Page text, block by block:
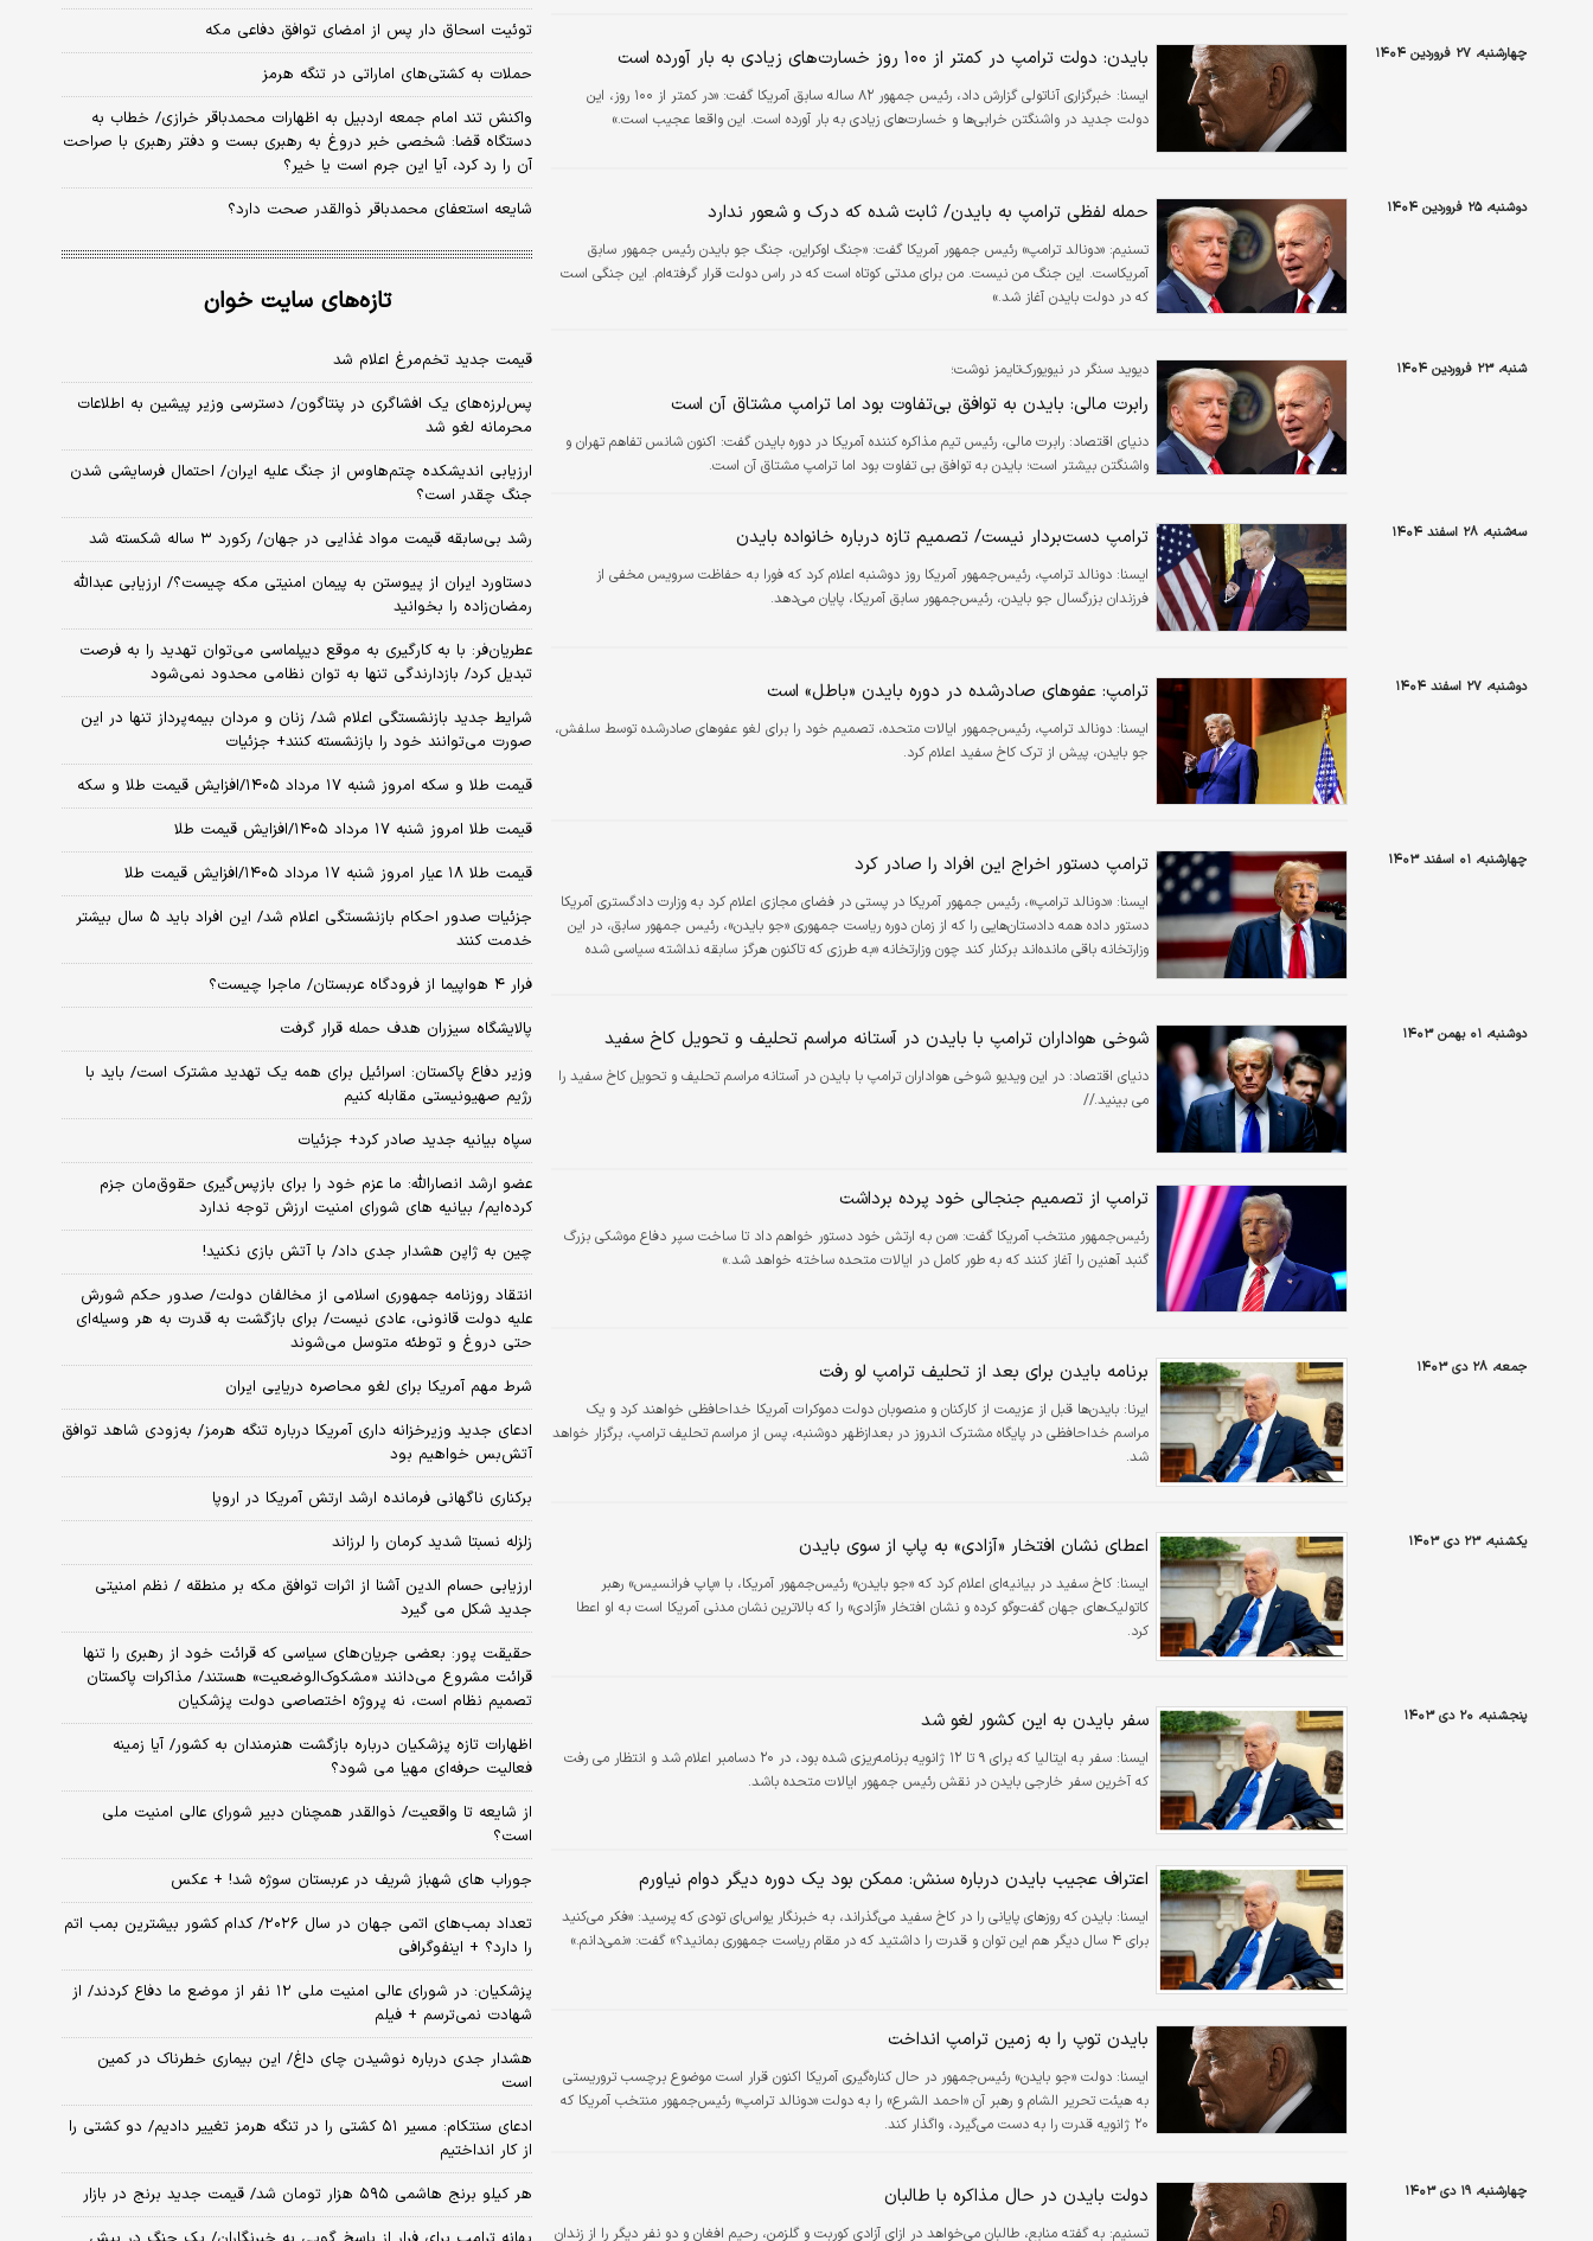
چهارشنبه، ۲۷ فروردین ۱۴۰۴ بایدن: دولت ترامپ در کمتر از ۱۰۰ روز خسارت‌های زیادی به بار آورده است
ایسنا:
خبرگزاری آناتولی گزارش داد، رئیس جمهور ۸۲ ساله سابق آمریکا گفت: «در کمتر از ۱۰۰ روز، این
دولت جدید در واشنگتن خرابی‌ها و خسارت‌های زیادی به بار آورده است. این واقعا عجیب است.»
دوشنبه، ۲۵ فروردین ۱۴۰۴ حمله لفظی ترامپ به بایدن/ ثابت شده که درک و شعور ندارد
تسنیم: «دونالد ترامپ» رئیس جمهور آمریکا گفت: «جنگ اوکراین، جنگ جو بایدن رئیس جمهور سابق
آمریکاست. این جنگ من نیست. من برای مدتی کوتاه است که در راس دولت قرار گرفته‌ام. این جنگی است
که در دولت بایدن آغاز شد.»
شنبه، ۲۳ فروردین ۱۴۰۴ دیوید سنگر در نیویورک‌تایمز نوشت؛
رابرت مالی: بایدن به توافق بی‌تفاوت بود اما ترامپ مشتاق آن است
دنیای اقتصاد: رابرت مالی، رئیس تیم مذاکره کننده آمریکا در دوره بایدن گفت: اکنون شانس تفاهم تهران و
واشنگتن بیشتر است؛ بایدن به توافق بی تفاوت بود اما ترامپ مشتاق آن است.
سه‌شنبه، ۲۸ اسفند ۱۴۰۴ ترامپ دست‌بردار نیست/ تصمیم تازه درباره خانواده بایدن
ایسنا: دونالد ترامپ، رئیس‌جمهور آمریکا روز دوشنبه اعلام کرد که فورا به حفاظت سرویس مخفی از
فرزندان بزرگسال جو بایدن، رئیس‌جمهور سابق آمریکا، پایان می‌دهد.
دوشنبه، ۲۷ اسفند ۱۴۰۴ ترامپ: عفوهای صادرشده در دوره بایدن «باطل» است
ایسنا: دونالد ترامپ، رئیس‌جمهور ایالات متحده، تصمیم خود را برای لغو عفوهای صادرشده توسط سلفش،
جو بایدن، پیش از ترک کاخ سفید اعلام کرد.
چهارشنبه، ۰۱ اسفند ۱۴۰۳ ترامپ دستور اخراج این افراد را صادر کرد
ایسنا: «دونالد ترامپ»، رئیس جمهور آمریکا در پستی در فضای مجازی اعلام کرد به وزارت دادگستری آمریکا
دستور داده همه دادستان‌هایی را که از زمان دوره ریاست جمهوری «جو بایدن»‌،‌ رئیس جمهور سابق، در این
وزارتخانه باقی مانده‌اند برکنار کند چون وزارتخانه «به طرزی که تاکنون هرگز سابقه نداشته سیاسی شده
دوشنبه، ۰۱ بهمن ۱۴۰۳ شوخی هواداران ترامپ با بایدن در آستانه مراسم تحلیف و تحویل کاخ سفید
دنیای اقتصاد: در این ویدیو شوخی هواداران ترامپ با بایدن در آستانه مراسم تحلیف و تحویل کاخ سفید را
می بینید.//
ترامپ از تصمیم جنجالی خود پرده برداشت
رئیس‌جمهور منتخب آمریکا گفت: «من به ارتش خود دستور خواهم داد تا ساخت سپر دفاع موشکی بزرگ
گنبد آهنین را آغاز کنند که به طور کامل در ایالات متحده ساخته خواهد شد.»
جمعه، ۲۸ دی ۱۴۰۳ برنامه بایدن برای بعد از تحلیف ترامپ لو رفت
ایرنا: بایدن‌ها قبل از عزیمت از کارکنان و منصوبان دولت دموکرات آمریکا خداحافظی خواهند کرد و یک
مراسم خداحافظی در پایگاه مشترک اندروز در بعدازظهر دوشنبه، پس از مراسم تحلیف ترامپ، برگزار خواهد
شد.
یکشنبه، ۲۳ دی ۱۴۰۳ اعطای نشان افتخار «آزادی» به پاپ از سوی بایدن
ایسنا: کاخ سفید در بیانیه‌ای اعلام کرد که «جو بایدن» رئیس‌جمهور آمریکا، با «پاپ فرانسیس» رهبر
کاتولیک‌های جهان گفت‌وگو کرده و نشان افتخار «آزادی» را که بالاترین نشان مدنی آمریکا است به او اعطا
کرد.
پنجشنبه، ۲۰ دی ۱۴۰۳ سفر بایدن به این کشور لغو شد
ایسنا:
سفر به ایتالیا که برای ۹ تا ۱۲ ژانویه برنامه‌ریزی شده بود، در ۲۰ دسامبر اعلام شد و انتظار می رفت
که آخرین سفر خارجی بایدن در نقش رئیس جمهور ایالات متحده باشد.
اعتراف عجیب بایدن درباره سنش: ممکن بود یک دوره دیگر دوام نیاورم
ایسنا: بایدن که روزهای پایانی را در کاخ سفید می‌گذراند، به خبرنگار یواس‌ای تودی که پرسید: «فکر می‌کنید
برای ۴ سال دیگر هم این توان و قدرت را داشتید که در مقام ریاست جمهوری بمانید؟» گفت: «نمی‌دانم.»
بایدن توپ را به زمین ترامپ انداخت
ایسنا: دولت «جو بایدن» رئیس‌جمهور در حال کناره‌گیری آمریکا اکنون قرار است موضوع برچسب تروریستی
به هیئت تحریر الشام و رهبر آن «احمد الشرع» را به دولت «دونالد ترامپ» رئیس‌جمهور منتخب آمریکا که
۲۰ ژانویه قدرت را به دست می‌گیرد، واگذار کند.
چهارشنبه، ۱۹ دی ۱۴۰۳ دولت بایدن در حال مذاکره با طالبان
تسنیم: به گفته منابع، طالبان می‌خواهد در ازای آزادی کوربت و گلزمن، رحیم افغان و دو نفر دیگر را از زندان
توئیت اسحاق دار پس از امضای توافق دفاعی مکه
حملات به کشتی‌های اماراتی در تنگه هرمز
واکنش تند امام جمعه اردبیل به اظهارات محمدباقر خرازی/ خطاب به
دستگاه قضا: شخصی خبر دروغ به رهبری بست و دفتر رهبری با صراحت
آن را رد کرد، آیا این جرم است یا خیر؟
شایعه استعفای محمدباقر ذوالقدر صحت دارد؟
تازه‌های سایت خوان
قیمت جدید تخم‌مرغ اعلام شد
پس‌لرزه‌های یک افشاگری در پنتاگون/ دسترسی وزیر پیشین به اطلاعات
محرمانه لغو شد
ارزیابی اندیشکده چتم‌هاوس از جنگ علیه ایران/ احتمال فرسایشی شدن
جنگ چقدر است؟
رشد بی‌سابقه قیمت مواد غذایی در جهان/ رکورد ۳ ساله شکسته شد
دستاورد ایران از پیوستن به پیمان امنیتی مکه چیست؟/ ارزیابی عبدالله
رمضان‌زاده را بخوانید
عطریان‌فر: با به کارگیری به موقع دیپلماسی می‌توان تهدید را به فرصت
تبدیل کرد/ بازدارندگی تنها به توان نظامی محدود نمی‌شود
شرایط جدید بازنشستگی اعلام شد/ زنان و مردان بیمه‌پرداز تنها در این
صورت می‌توانند خود را بازنشسته کنند+ جزئیات
قیمت طلا و سکه امروز شنبه ۱۷ مرداد ۱۴۰۵/افزایش قیمت طلا و سکه
قیمت طلا امروز شنبه ۱۷ مرداد ۱۴۰۵/افزایش قیمت طلا
قیمت طلا ۱۸ عیار امروز شنبه ۱۷ مرداد ۱۴۰۵/افزایش قیمت طلا
جزئیات صدور احکام بازنشستگی اعلام شد/ این افراد باید ۵ سال بیشتر
خدمت کنند
فرار ۴ هواپیما از فرودگاه عربستان/ ماجرا چیست؟
پالایشگاه سیزران هدف حمله قرار گرفت
وزیر دفاع پاکستان: اسرائیل برای همه یک تهدید مشترک است/ باید با
رژیم صهیونیستی مقابله کنیم
سپاه بیانیه جدید صادر کرد+ جزئیات
عضو ارشد انصارالله: ما عزم خود را برای بازپس‌گیری حقوق‌مان جزم
کرده‌ایم/ بیانیه‌ های شورای امنیت ارزش توجه ندارد
چین به ژاپن هشدار جدی داد/ با آتش بازی نکنید!
انتقاد روزنامه جمهوری اسلامی از مخالفان دولت/ صدور حکم شورش
علیه دولت قانونی، عادی نیست/ برای بازگشت به قدرت به هر وسیله‌ای
حتی دروغ و توطئه متوسل می‌شوند
شرط مهم آمریکا برای لغو محاصره دریایی ایران
ادعای جدید وزیرخزانه داری آمریکا درباره تنگه هرمز/ به‌زودی شاهد توافق
آتش‌بس خواهیم بود
برکناری ناگهانی فرمانده ارشد ارتش آمریکا در اروپا
زلزله نسبتا شدید کرمان را لرزاند
ارزیابی حسام الدین آشنا از اثرات توافق مکه بر منطقه / نظم امنیتی
جدید شکل می گیرد
حقیقت پور: بعضی جریان‌های سیاسی که قرائت خود از رهبری را تنها
قرائت مشروع می‌دانند «مشکوک‌الوضعیت» هستند/ مذاکرات پاکستان
تصمیم نظام است، نه پروژه اختصاصی دولت پزشکیان
اظهارات تازه پزشکیان درباره بازگشت هنرمندان به کشور/ آیا زمینه
فعالیت حرفه‌ای مهیا می شود؟
از شایعه تا واقعیت/ ذوالقدر همچنان دبیر شورای ‌عالی امنیت ملی
است؟
جوراب های شهباز شریف در عربستان سوژه شد! + عکس
تعداد بمب‌های اتمی جهان در سال ۲۰۲۶/ کدام کشور بیشترین بمب اتم
را دارد؟ + اینفوگرافی
پزشکیان: در شورای عالی امنیت ملی ۱۲ نفر از موضع ما دفاع کردند/ از
شهادت نمی‌ترسم + فیلم
هشدار جدی درباره نوشیدن چای داغ/ این بیماری خطرناک در کمین
است
ادعای سنتکام: مسیر ۵۱ کشتی را در تنگه هرمز تغییر دادیم/ دو کشتی را
از کار انداختیم
هر کیلو برنج هاشمی ۵۹۵ هزار تومان شد/ قیمت جدید برنج در بازار